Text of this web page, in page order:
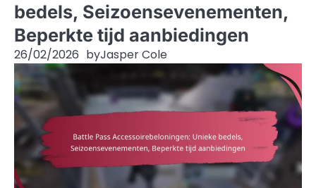
bedels, Seizoensevenementen,
Beperkte tijd aanbiedingen
26/02/2026 byJasper Cole